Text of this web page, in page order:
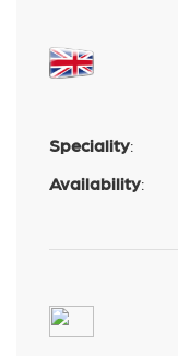
Speciality:
Availability: